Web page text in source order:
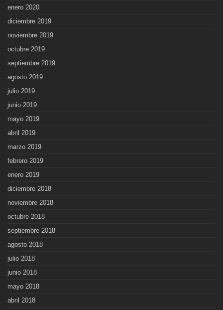
enero 2020
diciembre 2019
noviembre 2019
octubre 2019
septiembre 2019
agosto 2019
julio 2019
junio 2019
mayo 2019
abril 2019
marzo 2019
febrero 2019
enero 2019
diciembre 2018
noviembre 2018
octubre 2018
septiembre 2018
agosto 2018
julio 2018
junio 2018
mayo 2018
abril 2018